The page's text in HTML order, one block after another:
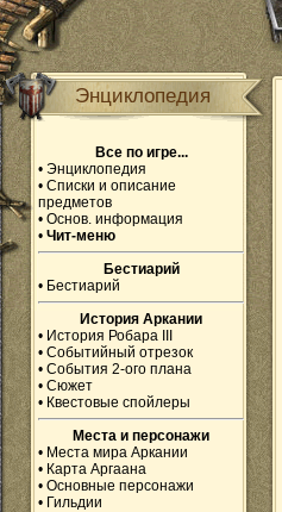
Энциклопедия
Все по игре...
• Энциклопедия
• Списки и описание
предметов
• Основ. информация
• Чит-меню
Бестиарий
• Бестиарий
История Аркании
• История Робара III
• Событийный отрезок
• События 2-ого плана
• Сюжет
• Квестовые спойлеры
Места и персонажи
• Места мира Аркании
• Карта Аргаана
• Основные персонажи
• Гильдии